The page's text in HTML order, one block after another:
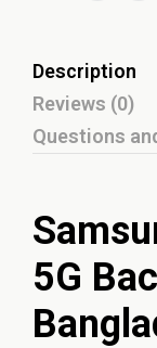
Description
Reviews (0)
Questions
5G